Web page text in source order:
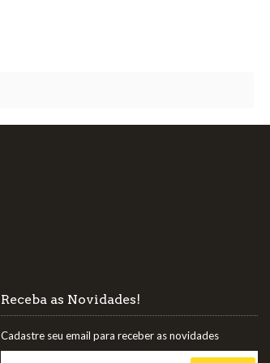
Receba as Novidades!
Cadastre seu email para receber as novidades